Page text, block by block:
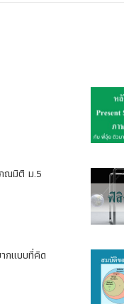
ณมิติ ม.5
กแบบที่คิด